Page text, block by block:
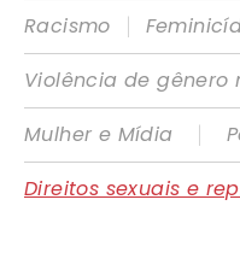
Racismo
|
Violência de gênero
Mulher e Mídia
|
Direitos sexuais e